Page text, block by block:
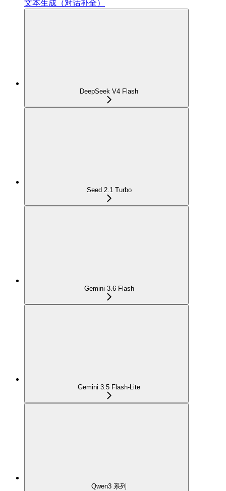
文本生成（对话补全）
DeepSeek V4 Flash
Seed 2.1 Turbo
Gemini 3.6 Flash
Gemini 3.5 Flash-Lite
Qwen3 系列